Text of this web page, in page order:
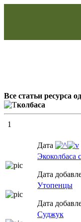
Все статьи ресурса
колбаса
1
Дата
Экоколбаса
Дата
Утопенцы
Дата
Суджук